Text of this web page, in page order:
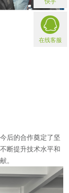
后的合作奠定了坚
断提升技术水平和
。
快手
在线客服